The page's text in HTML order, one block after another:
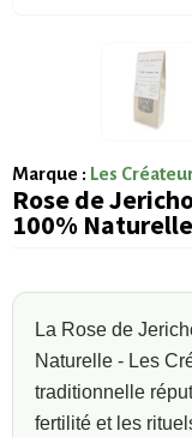
Marque : Les
Rose de
100%
La Rose de
Naturelle - Les
traditionnelle
fertilité et les